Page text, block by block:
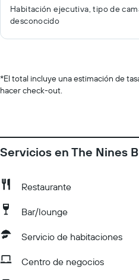
Habitación ejecutiva, tipo de
desconocido
*El total incluye una estimación de
hacer check-out.
Servicios en The Nines
Restaurante
Bar/lounge
Servicio de habitaciones
Centro de negocios